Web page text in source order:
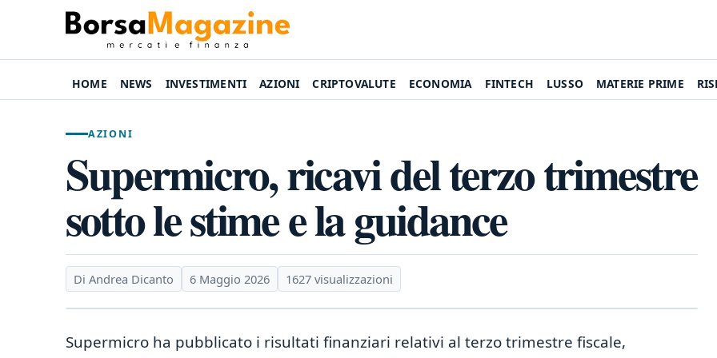
HOME NEWS INVESTIMENTI AZIONI CRIPTOVALUTE ECONOMIA FINTECH LUSSO MATERIE PRIME
AZIONI
Supermicro, ricavi del terzo trimestre
sotto le stime e la guidance
Di Andrea Dicanto 6 Maggio 2026 1627 visualizzazioni
Supermicro ha pubblicato i risultati finanziari relativi al terzo trimestre fiscale,